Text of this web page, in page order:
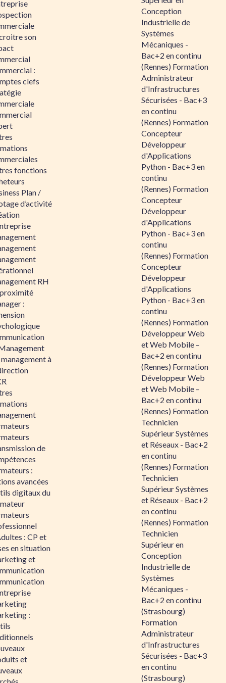
son
:
clefs
fonctions
Plan /
d’activité
RH
:
à
de
:
avancées
digitaux du
: CP et
en situation
et
:
et
Conception
Industrielle de
Systèmes
Mécaniques -
Bac+2 en continu
(Rennes) Formation
Administrateur
d'Infrastructures
Sécurisées - Bac+3
en continu
(Rennes) Formation
Concepteur
Développeur
d'Applications
Python - Bac+3 en
continu
(Rennes) Formation
Concepteur
Développeur
d'Applications
Python - Bac+3 en
continu
(Rennes) Formation
Concepteur
Développeur
d'Applications
Python - Bac+3 en
continu
(Rennes) Formation
Développeur Web
et Web Mobile –
Bac+2 en continu
(Rennes) Formation
Développeur Web
et Web Mobile –
Bac+2 en continu
(Rennes) Formation
Technicien
Supérieur Systèmes
et Réseaux - Bac+2
en continu
(Rennes) Formation
Technicien
Supérieur Systèmes
et Réseaux - Bac+2
en continu
(Rennes) Formation
Technicien
Supérieur en
Conception
Industrielle de
Systèmes
Mécaniques -
Bac+2 en continu
(Strasbourg)
Formation
Administrateur
d'Infrastructures
Sécurisées - Bac+3
en continu
(Strasbourg)